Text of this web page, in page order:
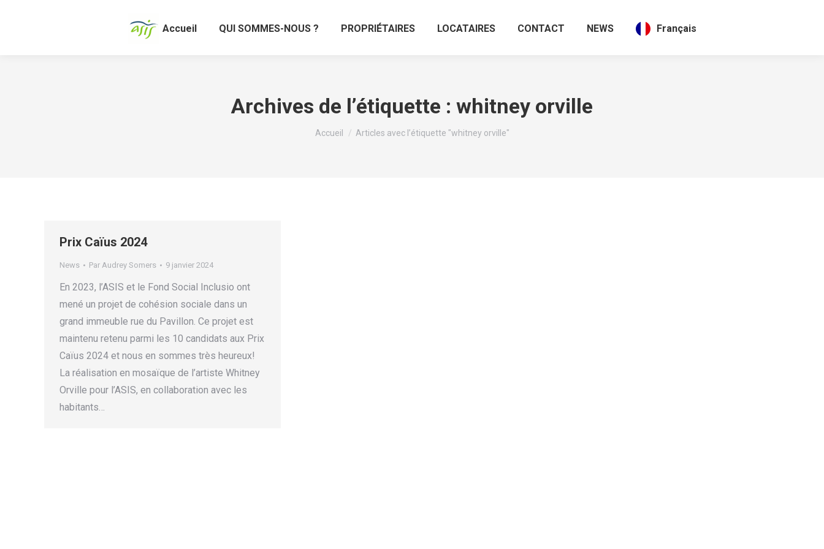
Accueil QUI SOMMES-NOUS ? PROPRIÉTAIRES LOCATAIRES CONTACT NEWS Français
Archives de l’étiquette : whitney orville
Vous êtes ici :
Accueil Articles avec l’étiquette "whitney orville"
Prix Caïus 2024
News Par Audrey Somers 9 janvier 2024
En 2023, l’ASIS et le Fond Social Inclusio ont
mené un projet de cohésion sociale dans un
grand immeuble rue du Pavillon. Ce projet est
maintenu retenu parmi les 10 candidats aux Prix
Caïus 2024 et nous en sommes très heureux!
La réalisation en mosaïque de l’artiste Whitney
Orville pour l’ASIS, en collaboration avec les
habitants…